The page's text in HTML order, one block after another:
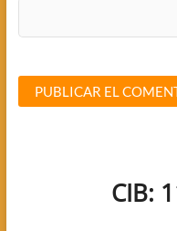
CIB: